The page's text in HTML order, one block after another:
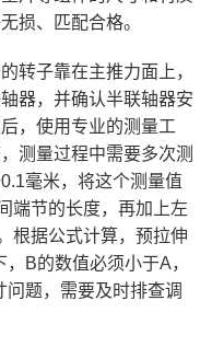
损、匹配合格。
转子靠在主推力面上，
器，并确认半联轴器安
，使用专业的测量工
测量过程中需要多次测
毫米，将这个测量值
端节的长度，再加上左
根据公式计算，预拉伸
B的数值必须小于A，
题，需要及时排查调